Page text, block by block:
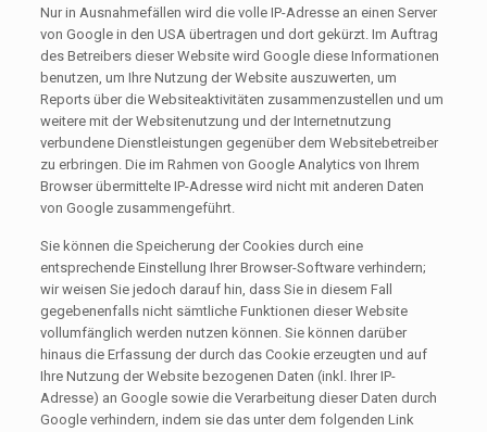
Nur in Ausnahmefällen wird die volle IP-Adresse an einen Server
von Google in den USA übertragen und dort gekürzt. Im Auftrag
des Betreibers dieser Website wird Google diese Informationen
benutzen, um Ihre Nutzung der Website auszuwerten, um
Reports über die Websiteaktivitäten zusammenzustellen und um
weitere mit der Websitenutzung und der Internetnutzung
verbundene Dienstleistungen gegenüber dem Websitebetreiber
zu erbringen. Die im Rahmen von Google Analytics von Ihrem
Browser übermittelte IP-Adresse wird nicht mit anderen Daten
von Google zusammengeführt.
Sie können die Speicherung der Cookies durch eine
entsprechende Einstellung Ihrer Browser-Software verhindern;
wir weisen Sie jedoch darauf hin, dass Sie in diesem Fall
gegebenenfalls nicht sämtliche Funktionen dieser Website
vollumfänglich werden nutzen können. Sie können darüber
hinaus die Erfassung der durch das Cookie erzeugten und auf
Ihre Nutzung der Website bezogenen Daten (inkl. Ihrer IP-
Adresse) an Google sowie die Verarbeitung dieser Daten durch
Google verhindern, indem sie das unter dem folgenden Link